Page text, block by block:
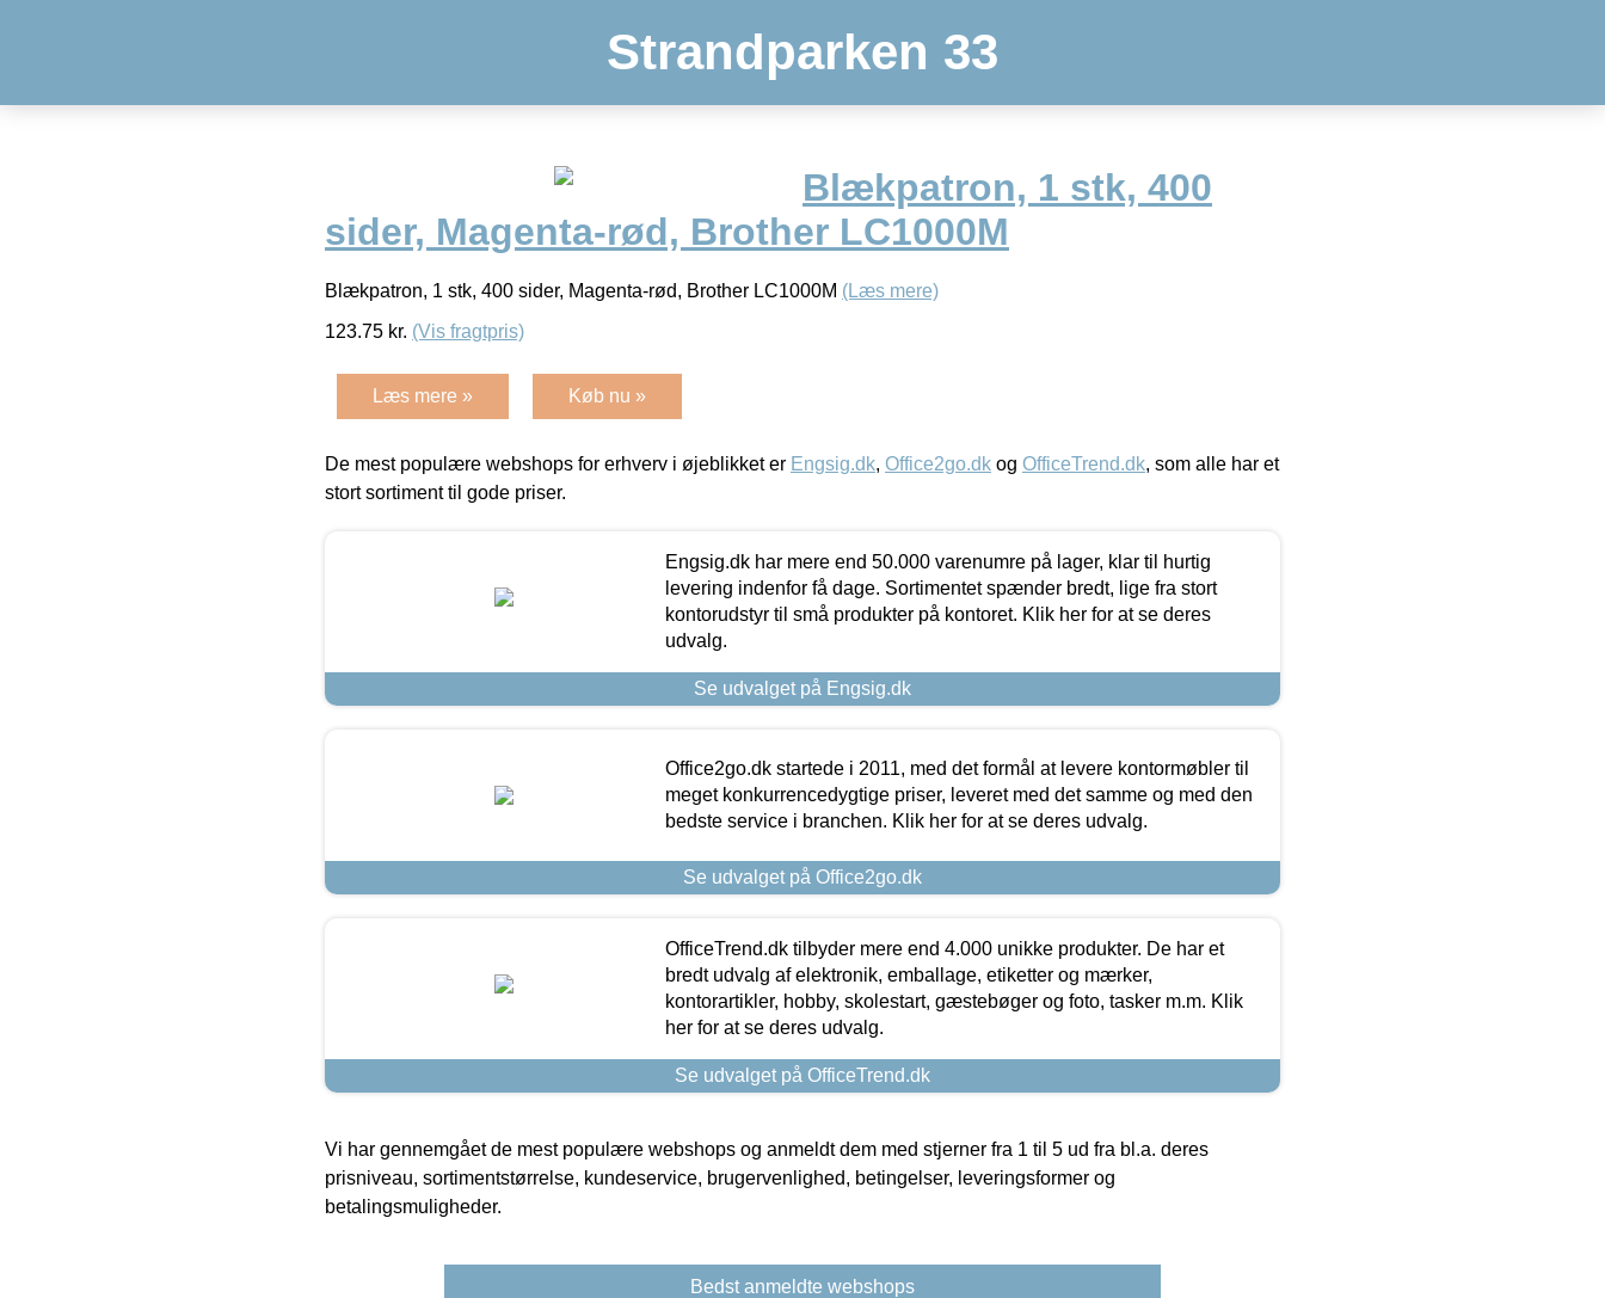
Strandparken 33
Blækpatron, 1 stk, 400
sider, Magenta-rød, Brother LC1000M
Blækpatron, 1 stk, 400 sider, Magenta-rød, Brother LC1000M (Læs mere)
123.75 kr. (Vis fragtpris)
Læs mere » Køb nu »
De mest populære webshops for erhverv i øjeblikket er Engsig.dk, Office2go.dk og OfficeTrend.dk, som alle har et
stort sortiment til gode priser.
Engsig.dk har mere end 50.000 varenumre på lager, klar til hurtig
levering indenfor få dage. Sortimentet spænder bredt, lige fra stort
kontorudstyr til små produkter på kontoret. Klik her for at se deres
udvalg.
Se udvalget på Engsig.dk
Office2go.dk startede i 2011, med det formål at levere kontormøbler til
meget konkurrencedygtige priser, leveret med det samme og med den
bedste service i branchen. Klik her for at se deres udvalg.
Se udvalget på Office2go.dk
OfficeTrend.dk tilbyder mere end 4.000 unikke produkter. De har et
bredt udvalg af elektronik, emballage, etiketter og mærker,
kontorartikler, hobby, skolestart, gæstebøger og foto, tasker m.m. Klik
her for at se deres udvalg.
Se udvalget på OfficeTrend.dk
Vi har gennemgået de mest populære webshops og anmeldt dem med stjerner fra 1 til 5 ud fra bl.a. deres
prisniveau, sortimentstørrelse, kundeservice, brugervenlighed, betingelser, leveringsformer og
betalingsmuligheder.
Bedst anmeldte webshops